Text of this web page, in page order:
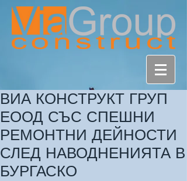
ВИА КОНСТРУКТ ГРУП
ЕООД СЪС СПЕШНИ
РЕМОНТНИ ДЕЙНОСТИ
СЛЕД НАВОДНЕНИЯТА В
БУРГАСКО